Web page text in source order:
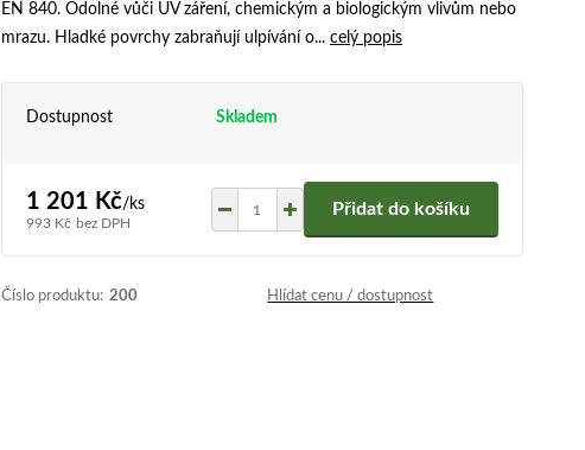
EN 840. Odolné vůči UV záření, chemickým a biologickým vlivům nebo
mrazu. Hladké povrchy zabraňují ulpívání o... celý popis
Dostupnost Skladem
1 201 Kč/ks
993 Kč bez DPH
Přidat do košíku
Číslo produktu: 200 Hlídat cenu / dostupnost